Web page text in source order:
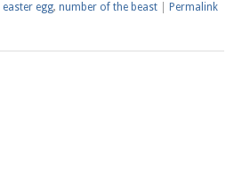
easter egg, number of the beast| Permalink